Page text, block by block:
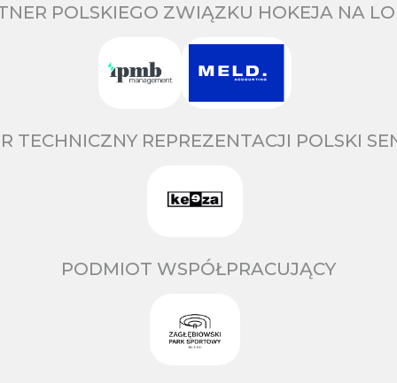
POLSKIEGO ZWIĄZKU HOKEJA NA
TECHNICZNY REPREZENTACJI POLSKI
PODMIOT WSPÓŁPRACUJĄCY